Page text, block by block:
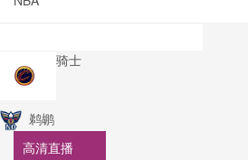
骑士
鹈鹕
高清直播